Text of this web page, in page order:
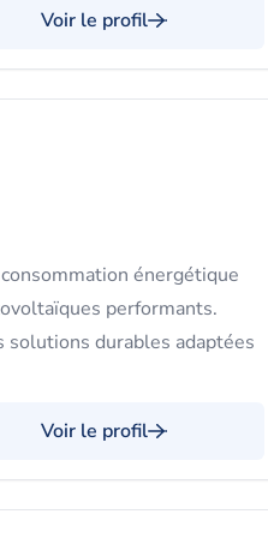
Voir le profil
énergétique
performants.
durables adaptées
Voir le profil